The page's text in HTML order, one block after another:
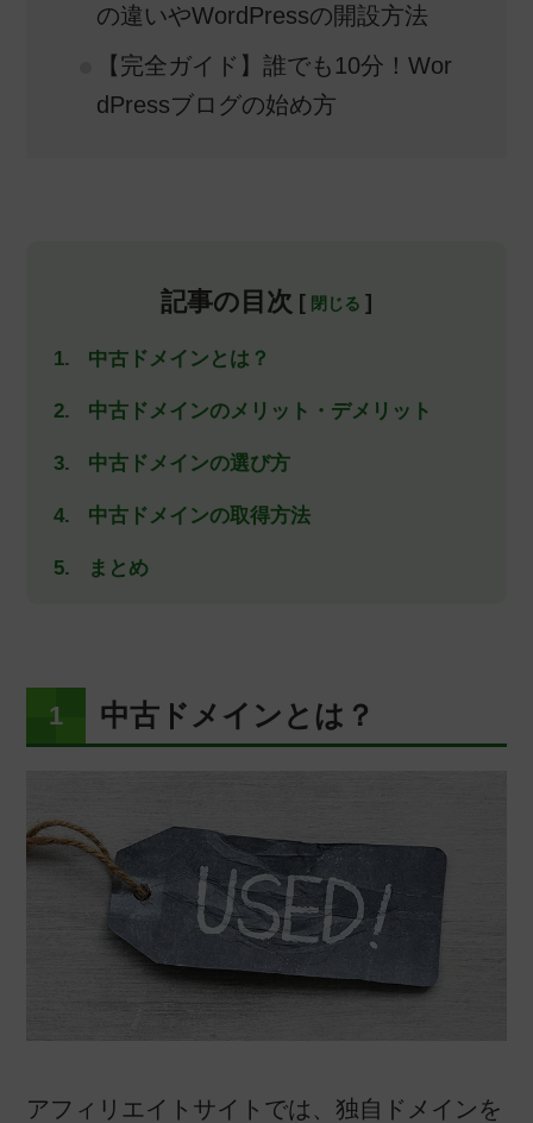
の違いやWordPressの開設方法
【完全ガイド】誰でも10分！Wor
dPressブログの始め方
記事の目次 [ ]
中古ドメインとは？
中古ドメインのメリット・デメリット
中古ドメインの選び方
中古ドメインの取得方法
まとめ
中古ドメインとは？
アフィリエイトサイトでは、独自ドメインを